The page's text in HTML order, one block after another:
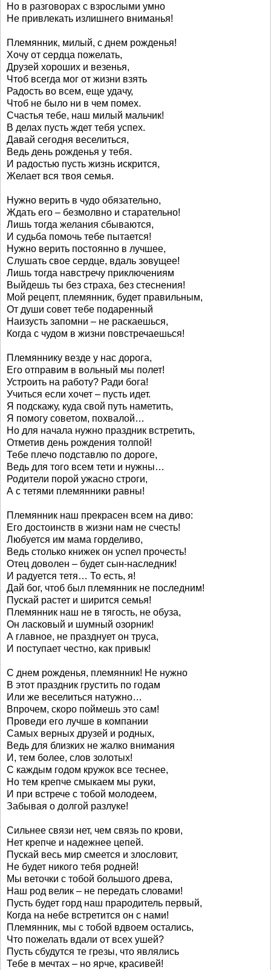
Но в разговорах с взрослыми умно
Не привлекать излишнего вниманья!
Племянник, милый, с днем рожденья!
Хочу от сердца пожелать,
Друзей хороших и везенья,
Чтоб всегда мог от жизни взять
Радость во всем, еще удачу,
Чтоб не было ни в чем помех.
Счастья тебе, наш милый мальчик!
В делах пусть ждет тебя успех.
Давай сегодня веселиться,
Ведь день рожденья у тебя.
И радостью пусть жизнь искрится,
Желает вся твоя семья.
Нужно верить в чудо обязательно,
Ждать его – безмолвно и старательно!
Лишь тогда желания сбываются,
И судьба помочь тебе пытается!
Нужно верить постоянно в лучшее,
Слушать свое сердце, вдаль зовущее!
Лишь тогда навстречу приключениям
Выйдешь ты без страха, без стеснения!
Мой рецепт, племянник, будет правильным,
От души совет тебе подаренный
Наизусть запомни – не раскаешься,
Когда с чудом в жизни повстречаешься!
Племяннику везде у нас дорога,
Его отправим в вольный мы полет!
Устроить на работу? Ради бога!
Учиться если хочет – пусть идет.
Я подскажу, куда свой путь наметить,
Я помогу советом, похвалой…
Но для начала нужно праздник встретить,
Отметив день рождения толпой!
Тебе плечо подставлю по дороге,
Ведь для того всем тети и нужны…
Родители порой ужасно строги,
А с тетями племянники равны!
Племянник наш прекрасен всем на диво:
Его достоинств в жизни нам не счесть!
Любуется им мама горделиво,
Ведь столько книжек он успел прочесть!
Отец доволен – будет сын-наследник!
И радуется тетя… То есть, я!
Дай бог, чтоб был племянник не последним!
Пускай растет и ширится семья!
Племянник наш не в тягость, не обуза,
Он ласковый и шумный озорник!
А главное, не празднует он труса,
И поступает честно, как привык!
С днем рожденья, племянник! Не нужно
В этот праздник грустить по годам
Или же веселиться натужно…
Впрочем, скоро поймешь это сам!
Проведи его лучше в компании
Самых верных друзей и родных,
Ведь для близких не жалко внимания
И, тем более, слов золотых!
С каждым годом кружок все теснее,
Но тем крепче смыкаем мы руки,
И при встрече с тобой молодеем,
Забывая о долгой разлуке!
Сильнее связи нет, чем связь по крови,
Нет крепче и надежнее цепей.
Пускай весь мир смеется и злословит,
Не будет никого тебя родней!
Мы веточки с тобой большого древа,
Наш род велик – не передать словами!
Пусть будет горд наш прародитель первый,
Когда на небе встретится он с нами!
Племянник, мы с тобой вдвоем остались,
Что пожелать вдали от всех ушей?
Пусть сбудутся те грезы, что являлись
Тебе в мечтах – но ярче, красивей!